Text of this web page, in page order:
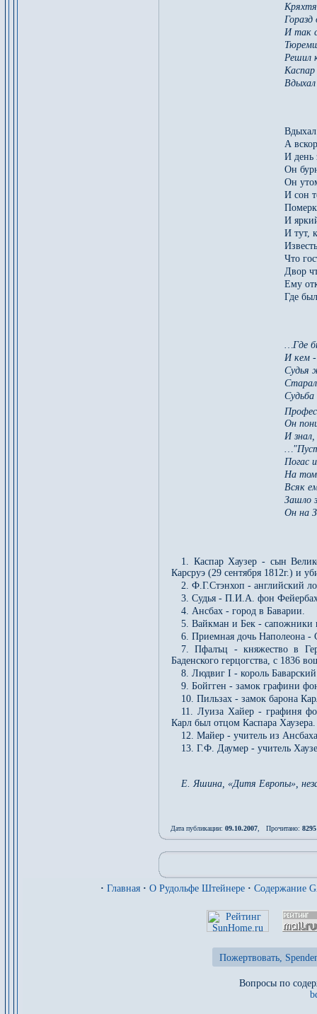
И так
Решил
Вдыхал
Вдыхал
А
И день
Он
Он
И сон
И
И тут,
Что
Двор
Ему
Где
…Где
И кем -
Судья
Он
И
Погас
На том
Всяк
Зашло
Он на
1. Каспар Хаузер - сын
Карсруэ (29 сентября 1812г.) и
2. Ф.Г.Стэнхоп - английский
3. Судья - П.И.А. фон
4. Ансбах - город в Баварии.
5. Вайкман и Бек - сапожники
6. Приемная дочь Наполеона -
7. Пфалъц - княжество в
Баденского герцогства, с 1836
8. Людвиг I - король
9. Бойгген - замок графини
10. Пильзах - замок барона
11. Луиза Хайер - графиня
Карл был отцом Каспара
12. Майер - учитель из
13. Г.Ф. Даумер - учитель
Е. Яшина, «Дитя Европы»,
Дата публикации: 09.10.2007, Прочитано: 8295
· Главная · О Рудольфе Штейнере · Содержание
Пожертвовать,
Вопросы по